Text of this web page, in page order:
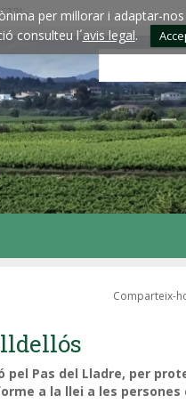
per millorar i adaptar-
consulteu l´avis legal.
Comparteix-
Pas del Lladre, per
a la llei a les persones